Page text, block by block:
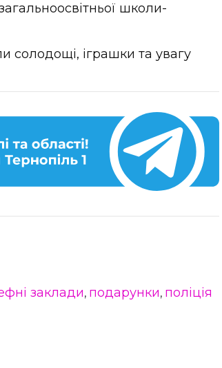
школи-
солодощі, іграшки та увагу
заклади, подарунки, поліція